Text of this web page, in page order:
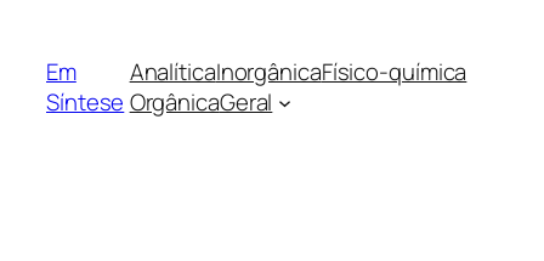
conteúdo
Em
Síntese
AnalíticaInorgânicaFísico-química
OrgânicaGeral